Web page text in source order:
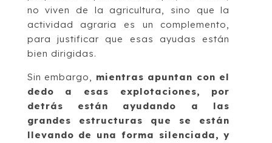
no viven de la agricultura, sino que la
actividad agraria es un complemento,
para justificar que esas ayudas están
bien dirigidas.
Sin embargo, mientras apuntan con el
dedo a esas explotaciones, por
detrás están ayudando a las
grandes estructuras que se están
llevando de una forma silenciada, y